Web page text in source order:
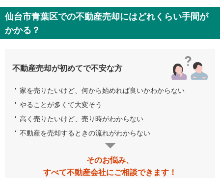
仙台市青葉区での不動産売却にはどれくらい手間が
かかる？
不動産売却が初めてで不安な方
家を売りたいけど、何から始めれば良いかわからない
やることが多くて大変そう
高く売りたいけど、売り時がわからない
不動産を売却するときの流れがわからない
そのお悩み、
すべて不動産会社にご相談できます！